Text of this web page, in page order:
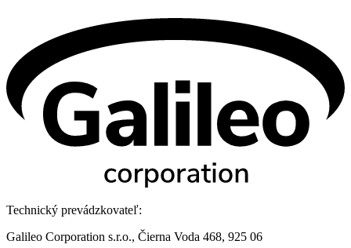
Technický prevádzkovateľ:
Galileo Corporation s.r.o., Čierna Voda 468, 925 06